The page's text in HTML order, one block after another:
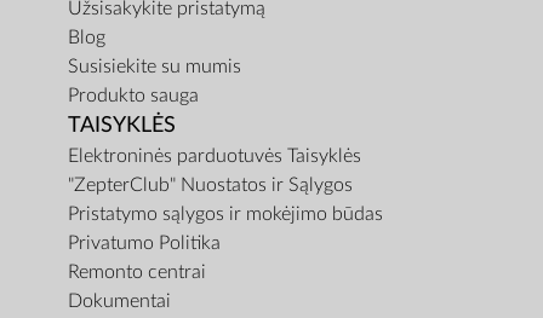
Užsisakykite pristatymą
Blog
Susisiekite su mumis
Produkto sauga
TAISYKLĖS
Elektroninės parduotuvės Taisyklės
"ZepterClub" Nuostatos ir Sąlygos
Pristatymo sąlygos ir mokėjimo būdas
Privatumo Politika
Remonto centrai
Dokumentai